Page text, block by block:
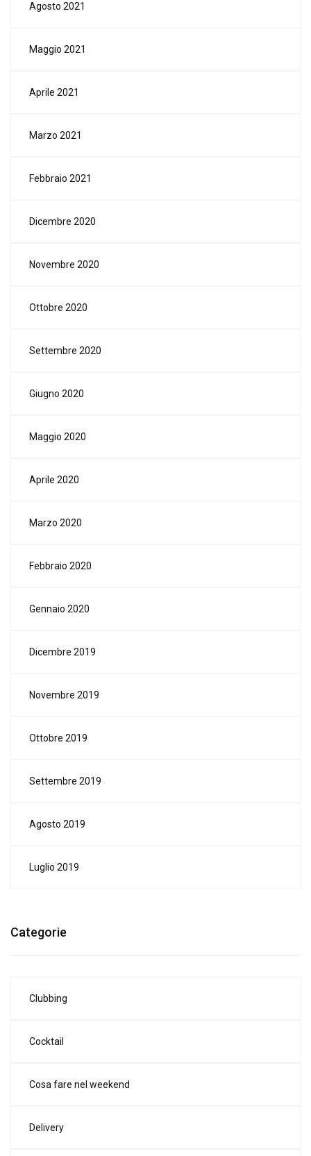
Agosto 2021
Maggio 2021
Aprile 2021
Marzo 2021
Febbraio 2021
Dicembre 2020
Novembre 2020
Ottobre 2020
Settembre 2020
Giugno 2020
Maggio 2020
Aprile 2020
Marzo 2020
Febbraio 2020
Gennaio 2020
Dicembre 2019
Novembre 2019
Ottobre 2019
Settembre 2019
Agosto 2019
Luglio 2019
Categorie
Clubbing
Cocktail
Cosa fare nel weekend
Delivery